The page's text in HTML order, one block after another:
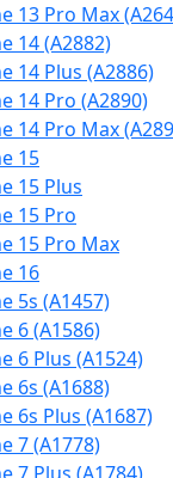
13 Pro Max
14 (A2882)
14 Plus (A2886)
14 Pro (A2890)
14 Pro Max
15
15 Plus
15 Pro
15 Pro Max
16
5s (A1457)
6 (A1586)
6 Plus (A1524)
6s (A1688)
6s Plus (A1687)
7 (A1778)